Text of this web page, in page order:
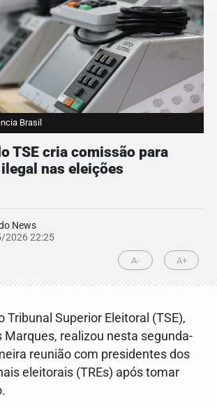
Brasil
TSE cria comissão para
nas eleições
News
2026 22:25
A- A+
Tribunal Superior Eleitoral (TSE),
Marques, realizou nesta segunda-
reunião com presidentes dos
eleitorais (TREs) após tomar